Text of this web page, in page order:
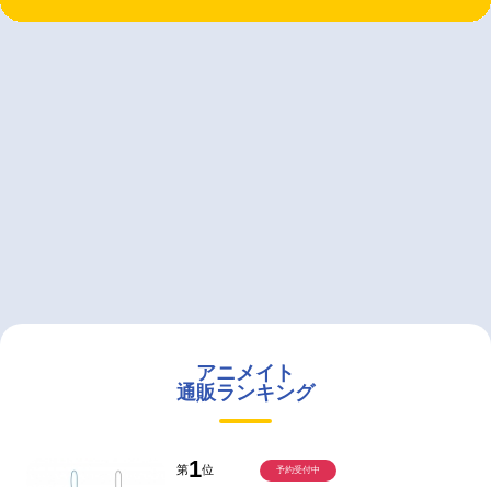
アニメイト
通販ランキング
第1位 予約受付中